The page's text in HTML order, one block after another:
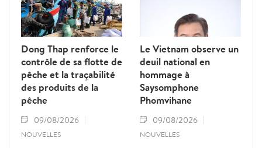
Dong Thap renforce le
contrôle de sa flotte de
pêche et la traçabilité
des produits de la
pêche
09/08/2026
NOUVELLES
Le Vietnam observe un
deuil national en
hommage à
Saysomphone
Phomvihane
09/08/2026
NOUVELLES